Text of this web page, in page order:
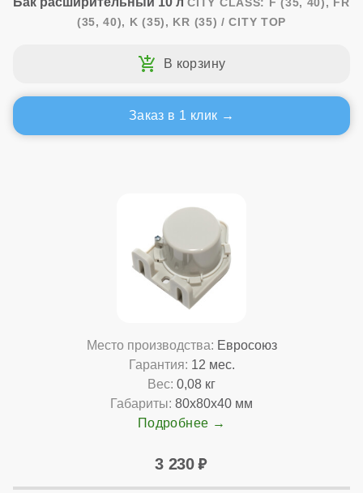
(35, 40), K (35), KR (35) / CITY TOP
Заказ в 1 клик
Место производства: Евросоюз
Гарантия: 12 мес.
Вес: 0,08 кг
Габариты: 80x80x40 мм
Подробнее
3 230